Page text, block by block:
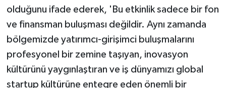
olduğunu ifade ederek, 'Bu etkinlik sadece bir fon
ve finansman buluşması değildir. Aynı zamanda
bölgemizde yatırımcı-girişimci buluşmalarını
profesyonel bir zemine taşıyan, inovasyon
kültürünü yaygınlaştıran ve iş dünyamızı global
startup kültürüne entegre eden önemli bir